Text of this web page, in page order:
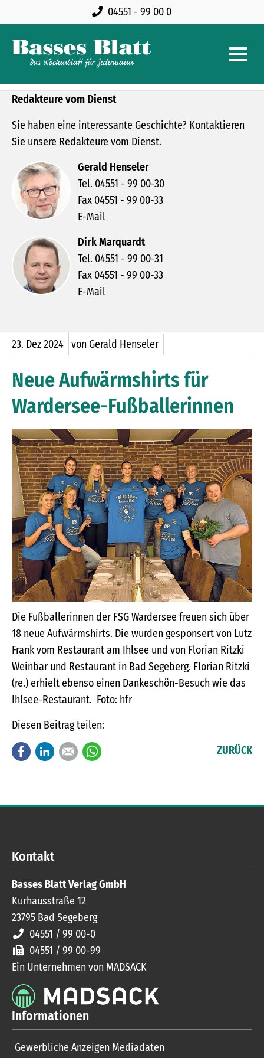
04551 - 99 00 0
Redakteure vom Dienst
Sie haben eine interessante Geschichte? Kontaktieren
Sie unsere Redakteure vom Dienst.
Gerald Henseler
Tel. 04551 - 99 00-30
Fax 04551 - 99 00-33
E-Mail
Dirk Marquardt
Tel. 04551 - 99 00-31
Fax 04551 - 99 00-33
E-Mail
23. Dez2024 von Gerald Henseler
Neue Aufwärmshirts für
Wardersee-Fußballerinnen
Die Fußballerinnen der FSG Wardersee freuen sich über
18 neue Aufwärmshirts. Die wurden gesponsert von Lutz
Frank vom Restaurant am Ihlsee und von Florian Ritzki
Weinbar und Restaurant in Bad Segeberg. Florian Ritzki
(re.) erhielt ebenso einen Dankeschön-Besuch wie das
Ihlsee-Restaurant. Foto: hfr
Diesen Beitrag teilen:
FacebookLinkedInE-mail ZURÜCK
Kontakt
Basses Blatt Verlag GmbH
Kurhausstraße 12
23795 Bad Segeberg
04551 / 99 00-0
04551 / 99 00-99
Ein Unternehmen von MADSACK
Informationen
Gewerbliche Anzeigen Mediadaten